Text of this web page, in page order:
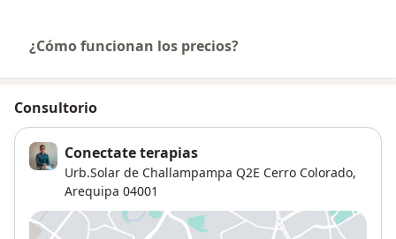
¿Cómo funcionan los precios?
Consultorio
Conectate terapias
Urb.Solar de Challampampa Q2E Cerro Colorado,
Arequipa 04001